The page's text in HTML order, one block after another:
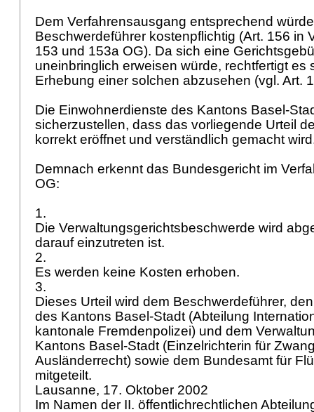
Dem Verfahrensausgang entsprechend
Beschwerdeführer kostenpflichtig (Art. 156 in
153 und 153a OG). Da sich eine
uneinbringlich erweisen würde, rechtfertigt es
Erhebung einer solchen abzusehen (vgl. Art.
Die Einwohnerdienste des Kantons Basel-
sicherzustellen, dass das vorliegende Urteil
korrekt eröffnet und verständlich gemacht
Demnach erkennt das Bundesgericht im
OG:
1.
Die Verwaltungsgerichtsbeschwerde wird
darauf einzutreten ist.
2.
Es werden keine Kosten erhoben.
3.
Dieses Urteil wird dem Beschwerdeführer,
des Kantons Basel-Stadt (Abteilung
kantonale Fremdenpolizei) und dem
Kantons Basel-Stadt (Einzelrichterin für
Ausländerrecht) sowie dem Bundesamt für
mitgeteilt.
Lausanne, 17. Oktober 2002
Im Namen der II. öffentlichrechtlichen